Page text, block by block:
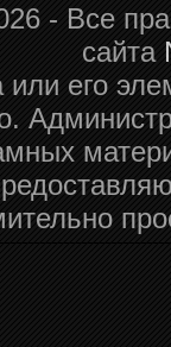
- Все
сайта
или его